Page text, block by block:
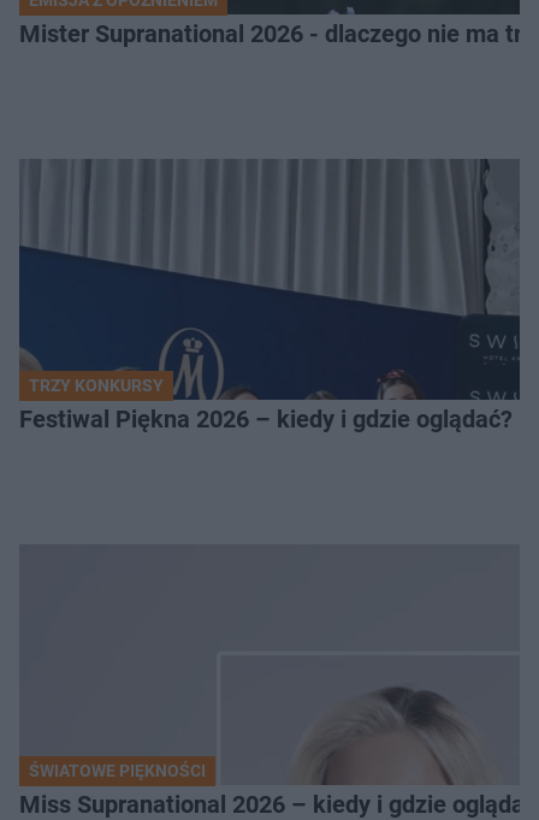
Mister Supranational 2026 - dlaczego nie ma
TRZY KONKURSY
Festiwal Piękna 2026 – kiedy i gdzie oglądać?
ŚWIATOWE PIĘKNOŚCI
Miss Supranational 2026 – kiedy i gdzie